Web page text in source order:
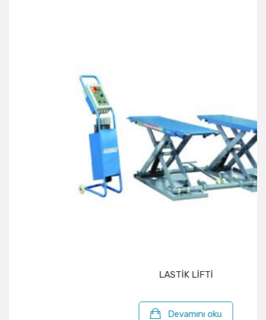
LASTİK LİFTİ
Devamını oku